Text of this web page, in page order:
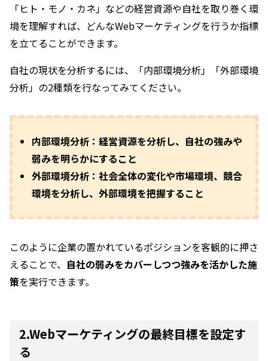
「ヒト・モノ・カネ」などの経営資源や自社を取り巻く環
境を理解すれば、どんなWebマーケティングを行うか指標
を立てることができます。
自社の現状を分析するには、「内部環境分析」「外部環境
分析」の2種類を行なってみてください。
内部環境分析：経営資源を分析し、自社の強みや
弱みを明らかにすること
外部環境分析：社会全体の変化や市場環境、競合
環境を分析し、外部環境を把握すること
このように企業の置かれているポジションを客観的に押さ
えることで、 自社の弱みをカバーしつつ強みを活かした施
策を実行できます。
2.Webマーケティングの最終目標を設定す
る